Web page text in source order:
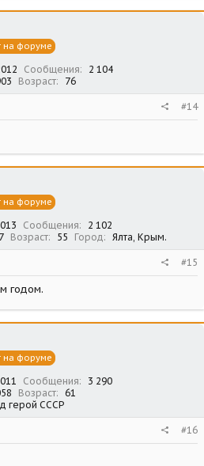
на форуме
Сообщения
2 104
Возраст 76
#14
на форуме
Сообщения
2 102
Возраст 55 Город Ялта, Крым.
#15
годом.
на форуме
Сообщения
3 290
Возраст
61
герой СССР
#16